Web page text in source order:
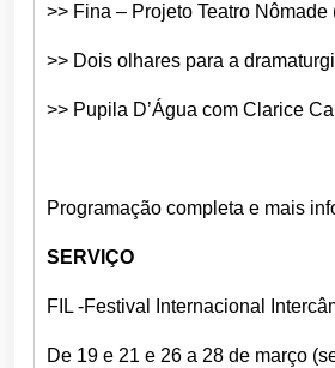
>> Fina – Projeto Teatro
>> Dois olhares para a
>> Pupila D’Água com Clarice
Programação completa e mais
SERVIÇO
FIL -Festival Internacional
De 19 e 21 e 26 a 28 de março